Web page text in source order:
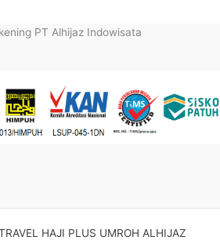
PT Alhijaz Indowisata
HAJI PLUS UMROH ALHIJAZ